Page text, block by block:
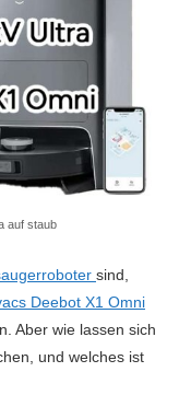
auf staub
sind,
Deebot X1 Omni
Aber wie lassen sich
und welches ist